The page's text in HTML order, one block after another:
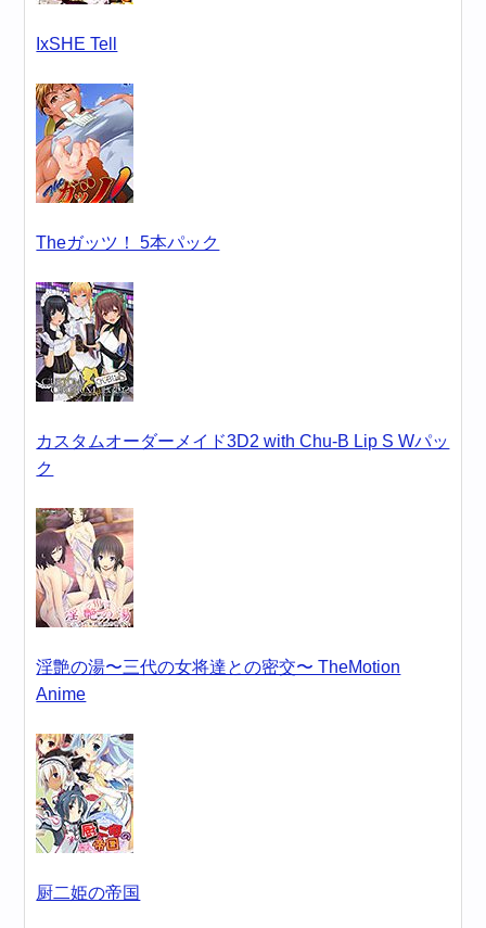
IxSHE Tell
Theガッツ！ 5本パック
カスタムオーダーメイド3D2 with Chu-B Lip S Wパッ
ク
淫艶の湯〜三代の女将達との密交〜 TheMotion
Anime
厨二姫の帝国